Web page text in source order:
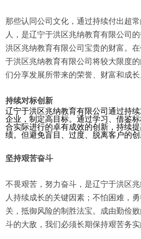
那些认同公司文化，通过持续付出超
人，是辽宁于洪区兆纳教育有限公司
洪区兆纳教育有限公司宝贵的财富。
于洪区兆纳教育有限公司将较大限度
们分享发展所带来的荣誉、财富和成长
持续对标创新
辽宁于洪区兆纳教育有限公司通过持
企业，制定高目标。通过学习、借鉴
合实际进行的卓有成效的创新，持续
绩。但避免盲目、过度、脱离客户的创
坚持艰苦奋斗
不畏艰苦，努力奋斗，是辽宁于洪区
人持续成长的关键因素；不怕困难，
关，抵御风险的制胜法宝。成由勤俭
斗的大敌，我们必须长期保持艰苦务实